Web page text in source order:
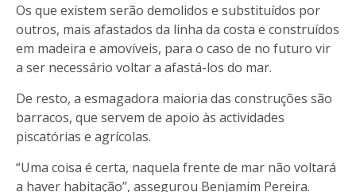
Os que existem serão demolidos e substituídos por
outros, mais afastados da linha da costa e construídos
em madeira e amovíveis, para o caso de no futuro vir
a ser necessário voltar a afastá-los do mar.
De resto, a esmagadora maioria das construções são
barracos, que servem de apoio às actividades
piscatórias e agrícolas.
“Uma coisa é certa, naquela frente de mar não voltará
a haver habitação”, assegurou Benjamim Pereira.